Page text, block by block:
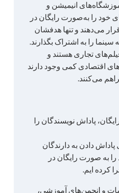
انیمیشن و
خود را به‌صورت رایگان در
می‌دهند و تنها هدفشان
را به اشتراک بگذارند.
تجاری هستند و
اقتصادی کمی وجود دارند
می‌کنند.
پاداش نویسندگان را
دادن به دارندگان
به صورت رایگان در
کرده ایم.
و انجمن‌های آموزشی،